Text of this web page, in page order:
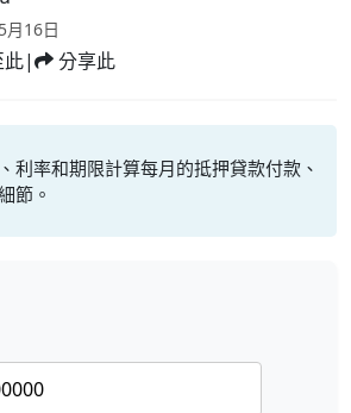
月16日
此| 分享此
利率和期限計算每月的抵押貸款付款、
節。